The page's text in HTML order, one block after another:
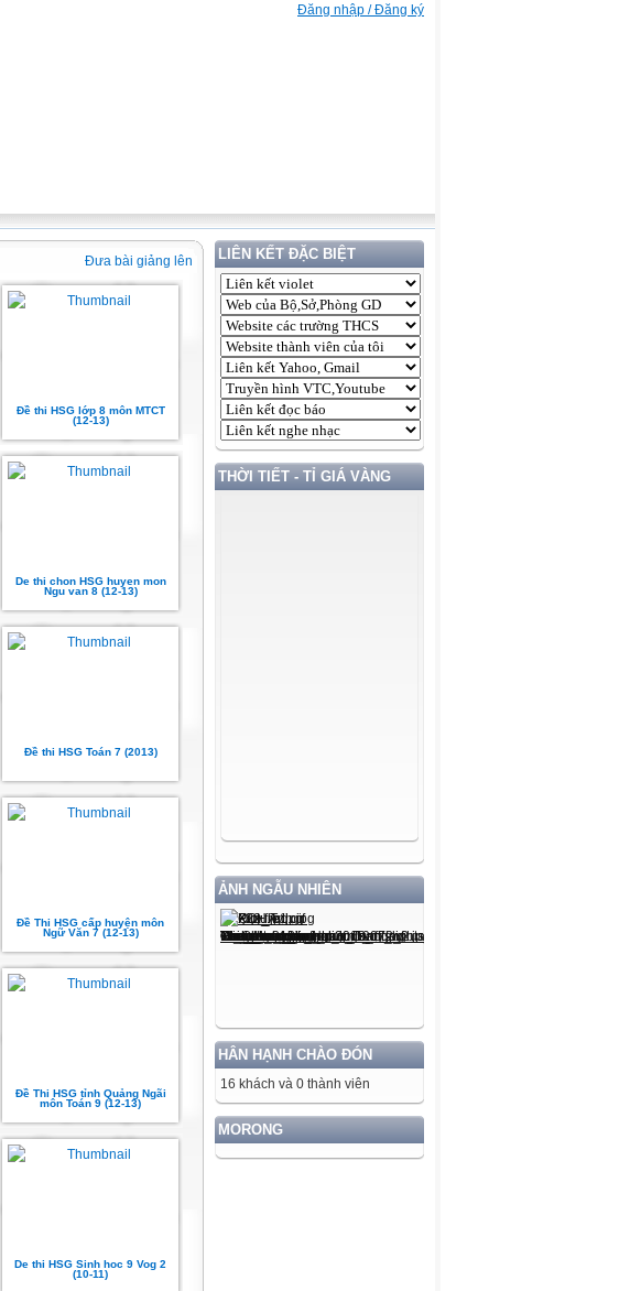
Đăng nhập / Đăng ký
LIÊN KẾT ĐẶC BIỆT
THỜI TIẾT - TỈ GIÁ VÀNG
ẢNH NGẪU NHIÊN
HÂN HẠNH CHÀO ĐÓN
16 khách và 0 thành viên
MORONG
Đưa bài giảng lên
Đề thi HSG lớp 8 môn MTCT
(12-13)
De thi chon HSG huyen mon
Ngu van 8 (12-13)
Đề thi HSG Toán 7 (2013)
Đề Thi HSG cấp huyện môn
Ngữ Văn 7 (12-13)
Đề Thi HSG tỉnh Quảng Ngãi
môn Toán 9 (12-13)
De thi HSG Sinh hoc 9 Vog 2
(10-11)